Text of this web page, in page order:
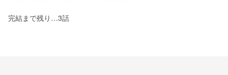
完結まで残り…3話